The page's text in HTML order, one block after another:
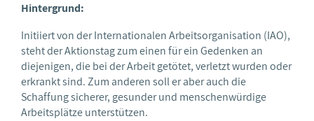
Hintergrund:
Initiiert von der Internationalen Arbeitsorganisation (IAO),
steht der Aktionstag zum einen für ein Gedenken an
diejenigen, die bei der Arbeit getötet, verletzt wurden oder
erkrankt sind. Zum anderen soll er aber auch die
Schaffung sicherer, gesunder und menschenwürdige
Arbeitsplätze unterstützen.